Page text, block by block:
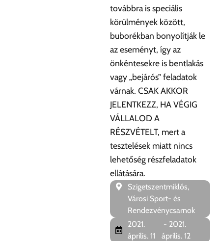
továbbra is speciális
körülmények között,
buborékban bonyolítják le
az eseményt, így az
önkéntesekre is bentlakás
vagy „bejárós” feladatok
várnak. CSAK AKKOR
JELENTKEZZ, HA VÉGIG
VÁLLALOD A
RÉSZVÉTELT, mert a
tesztelések miatt nincs
lehetőség részfeladatok
ellátására.
Szigetszentmiklós,
Városi Sport- és
Rendezvénycsarnok
2021.
április. 11
- 2021.
április. 12